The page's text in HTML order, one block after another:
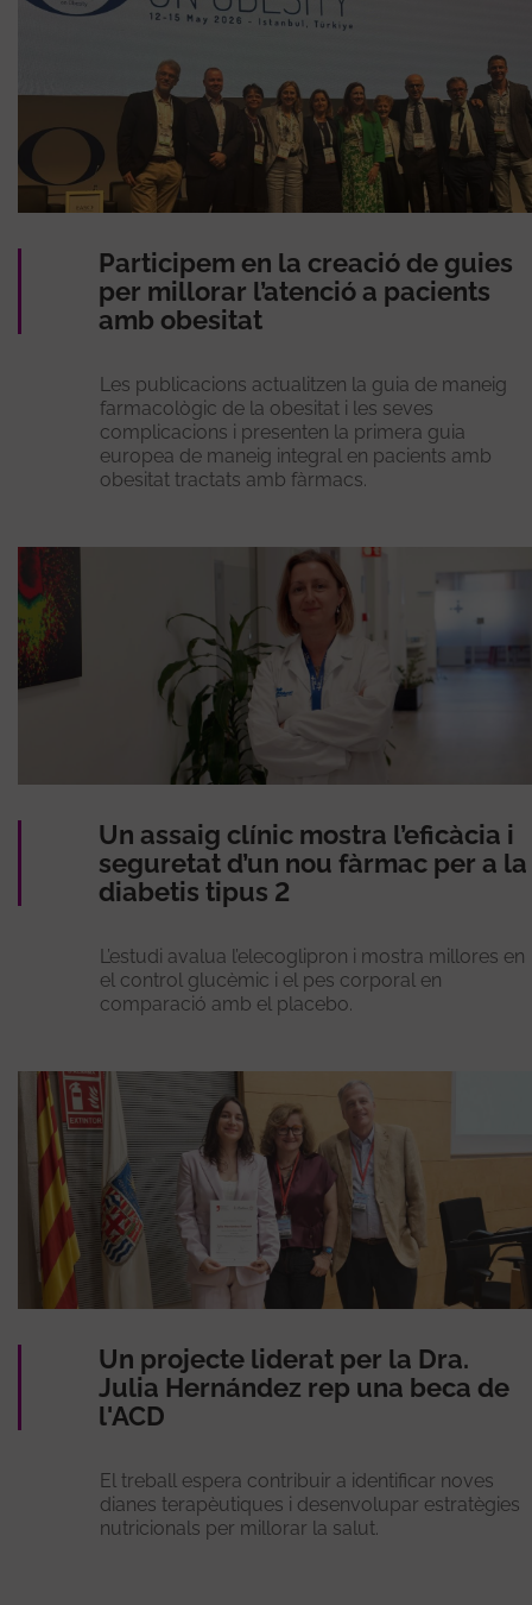
Participem en la creació de guies
per millorar l’atenció a pacients
amb obesitat
Les publicacions actualitzen la guia de maneig
farmacològic de la obesitat i les seves
complicacions i presenten la primera guia
europea de maneig integral en pacients amb
obesitat tractats amb fàrmacs.
Un assaig clínic mostra l’eficàcia i
seguretat d’un nou fàrmac per a la
diabetis tipus 2
L’estudi avalua l’elecoglipron i mostra millores en
el control glucèmic i el pes corporal en
comparació amb el placebo.
Un projecte liderat per la Dra.
Julia Hernández rep una beca de
l'ACD
El treball espera contribuir a identificar noves
dianes terapèutiques i desenvolupar estratègies
nutricionals per millorar la salut.